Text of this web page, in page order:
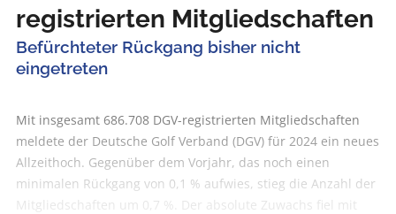
registrierten Mitgliedschaften
Befürchteter Rückgang bisher nicht
eingetreten
Mit insgesamt 686.708 DGV-registrierten Mitgliedschaften
meldete der Deutsche Golf Verband (DGV) für 2024 ein neues
Allzeithoch. Gegenüber dem Vorjahr, das noch einen
minimalen Rückgang von 0,1 % aufwies, stieg die Anzahl der
Mitgliedschaften um 0,7 %. Der absolute Zuwachs fiel mit